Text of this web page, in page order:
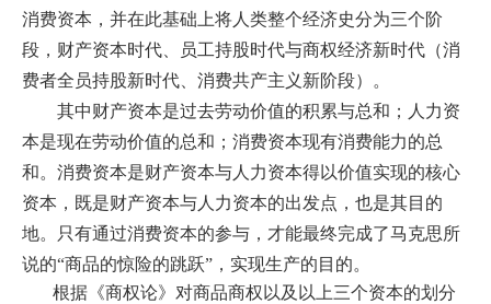
消费资本，并在此基础上将人类整个经济史分为三个阶
段，财产资本时代、员工持股时代与商权经济新时代（消
费者全员持股新时代、消费共产主义新阶段）。
其中财产资本是过去劳动价值的积累与总和；人力资
本是现在劳动价值的总和；消费资本现有消费能力的总
和。消费资本是财产资本与人力资本得以价值实现的核心
资本，既是财产资本与人力资本的出发点，也是其目的
地。只有通过消费资本的参与，才能最终完成了马克思所
说的“商品的惊险的跳跃”，实现生产的目的。
根据《商权论》对商品商权以及以上三个资本的划分